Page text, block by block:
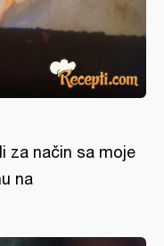
za način sa moje
na